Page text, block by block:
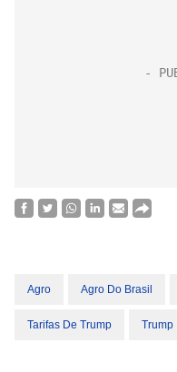
Agro Agro Do Brasil
Tarifas De Trump Trump